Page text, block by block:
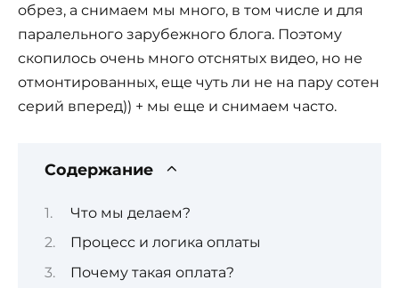
обрез, а снимаем мы много, в том числе и для
паралельного зарубежного блога. Поэтому
скопилось очень много отснятых видео, но не
отмонтированных, еще чуть ли не на пару сотен
серий вперед)) + мы еще и снимаем часто.
Содержание
Что мы делаем?
Процесс и логика оплаты
Почему такая оплата?